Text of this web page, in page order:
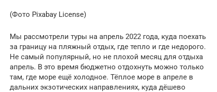
(Фото Pixabay License)
Мы рассмотрели туры на апрель 2022 года, куда поехать
за границу на пляжный отдых, где тепло и где недорого.
Не самый популярный, но не плохой месяц для отдыха
апрель. В это время бюджетно отдохнуть можно только
там, где море ещё холодное. Тёплое море в апреле в
дальних экзотических направлениях, куда дёшево